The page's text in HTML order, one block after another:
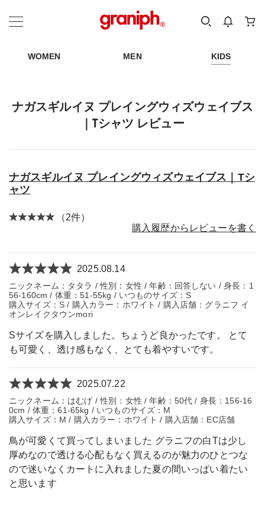
カテゴリーから探す
WOMEN MEN KIDS
ナガスギルイヌ プレイングウィズウェイブス
｜Tシャツ レビュー
ナガスギルイヌ プレイングウィズウェイブス｜Tシ
ャツ
（2件）
購入履歴からレビューを書く
2025.08.14
ニックネーム：タタラ / 性別：女性 / 年齢：回答しない / 身長：1
56-160cm / 体重：51-55kg / いつものサイズ：S
購入サイズ：S / 購入カラー：ホワイト / 購入店舗：グラニフ イ
オンレイクタウンmori
Sサイズを購入しました。ちょうど良かったです。 とて
も可愛く、透け感もなく、とても着やすいです。
2025.07.22
ニックネーム：はむげ / 性別：女性 / 年齢：50代 / 身長：156-16
0cm / 体重：61-65kg / いつものサイズ：M
購入サイズ：M / 購入カラー：ホワイト / 購入店舗：EC店舗
鳥が可愛くて買ってしまいました グラニフの白Tは少し
厚めなので透ける心配もなく買えるのが魅力のひとつな
ので迷いなくカートに入れました夏の間いっぱい着たい
と思います